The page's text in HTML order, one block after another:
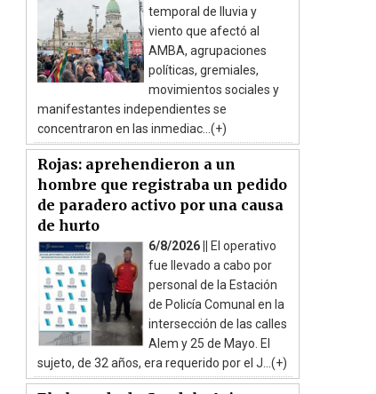
temporal de lluvia y
viento que afectó al
AMBA, agrupaciones
políticas, gremiales,
movimientos sociales y
manifestantes independientes se
concentraron en las inmediac...(+)
Rojas: aprehendieron a un
hombre que registraba un pedido
de paradero activo por una causa
de hurto
6/8/2026 ||
El operativo
fue llevado a cabo por
personal de la Estación
de Policía Comunal en la
intersección de las calles
Alem y 25 de Mayo. El
sujeto, de 32 años, era requerido por el J...(+)